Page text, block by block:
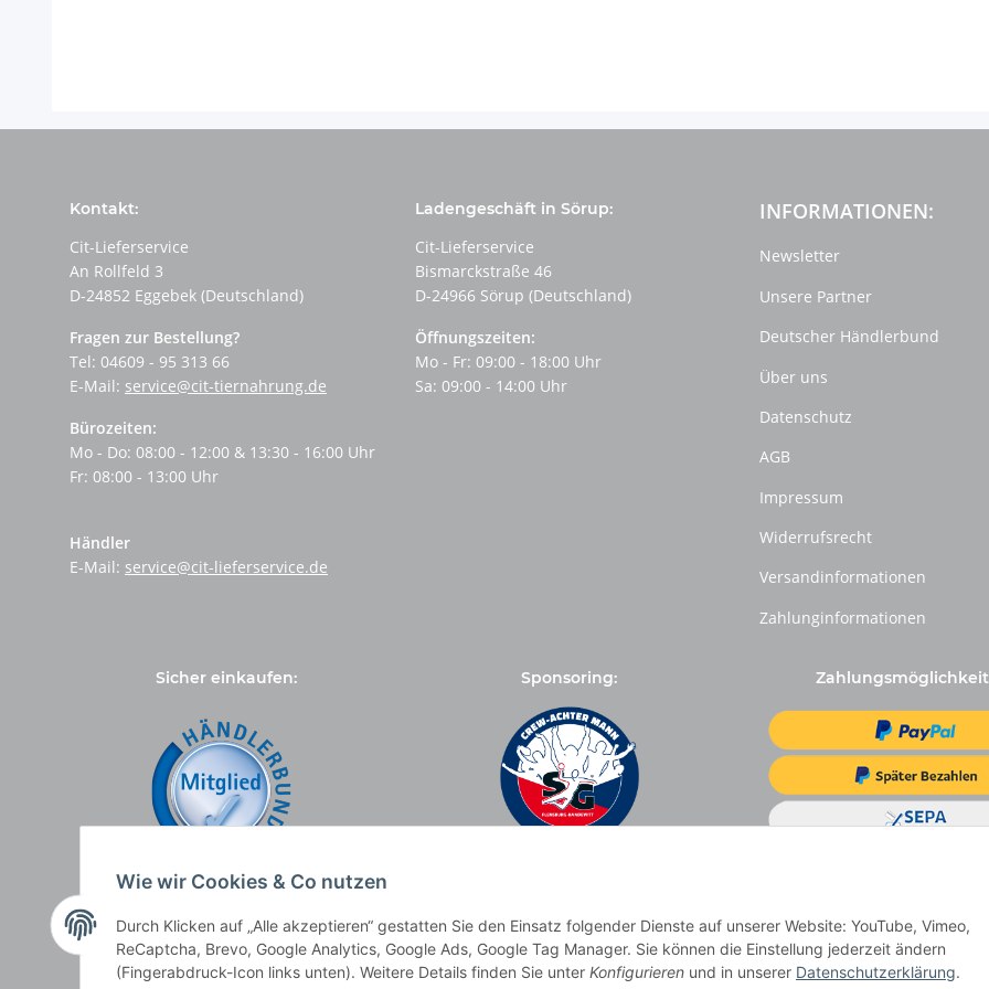
Kontakt:
Cit-Lieferservice
An Rollfeld 3
D-24852 Eggebek (Deutschland)
Fragen zur Bestellung?
Tel: 04609 - 95 313 66
E-Mail: service@cit-tiernahrung.de
Bürozeiten:
Mo - Do: 08:00 - 12:00 & 13:30 - 16:00 Uhr
Fr: 08:00 - 13:00 Uhr
Händler
E-Mail: service@cit-lieferservice.de
Ladengeschäft in Sörup:
Cit-Lieferservice
Bismarckstraße 46
D-24966 Sörup (Deutschland)
Öffnungszeiten:
Mo - Fr: 09:00 - 18:00 Uhr
Sa: 09:00 - 14:00 Uhr
INFORMATIONEN:
Newsletter
Unsere Partner
Deutscher Händlerbund
Über uns
Datenschutz
AGB
Impressum
Widerrufsrecht
Versandinformationen
Zahlunginformationen
Sicher einkaufen: Sponsoring:
Wie wir Cookies & Co nutzen
Durch Klicken auf „Alle akzeptieren“ gestatten Sie den Einsatz folgender Dienste auf unserer Website: YouTube, Vimeo,
ReCaptcha, Brevo, Google Analytics, Google Ads, Google Tag Manager. Sie können die Einstellung jederzeit ändern
(Fingerabdruck-Icon links unten). Weitere Details finden Sie unter Konfigurieren und in unserer Datenschutzerklärung.